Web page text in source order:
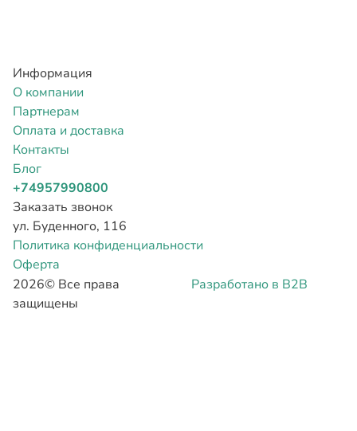
Информация
О компании
Партнерам
Оплата и доставка
Контакты
Блог
+74957990800
Заказать звонок
ул. Буденного, 116
Политика конфиденциальности
Оферта
2026© Все права
защищены
Разработано в B2B